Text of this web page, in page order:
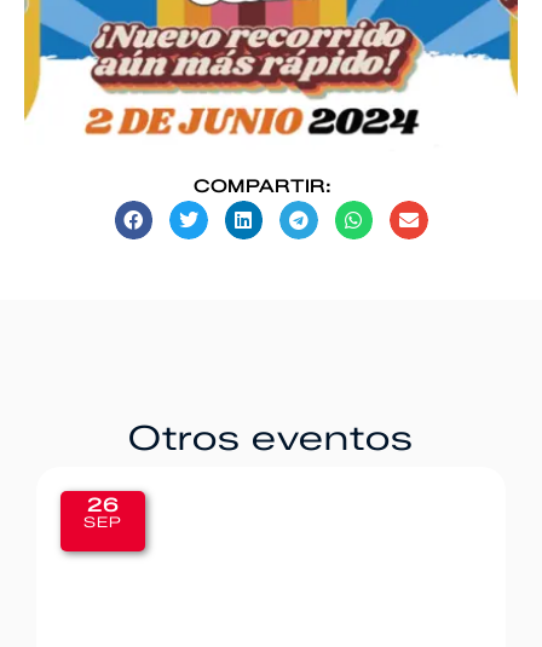
COMPARTIR:
Otros eventos